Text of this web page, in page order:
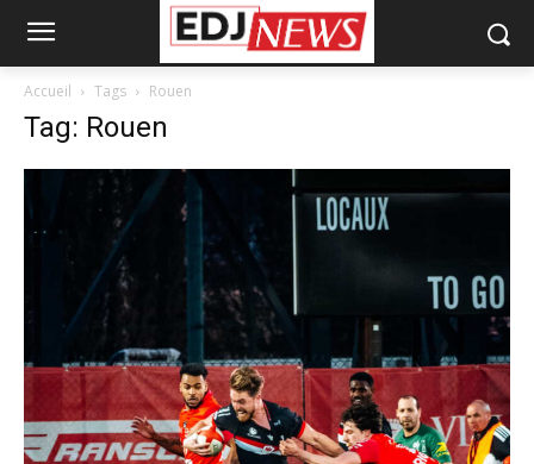
Accueil Tags Rouen
Tag: Rouen